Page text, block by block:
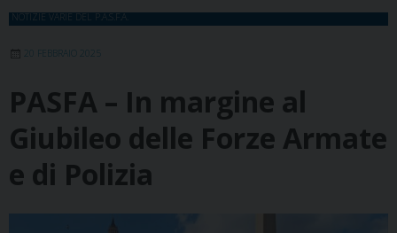
NOTIZIE VARIE DEL P.A.S.F.A.
20 FEBBRAIO 2025
PASFA – In margine al
Giubileo delle Forze Armate
e di Polizia